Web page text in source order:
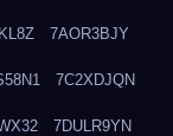
7AOR3BJY
7C2XDJQN
7DULR9YN